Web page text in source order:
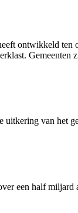
ontwikkeld ten
uitkering van het
een half miljard